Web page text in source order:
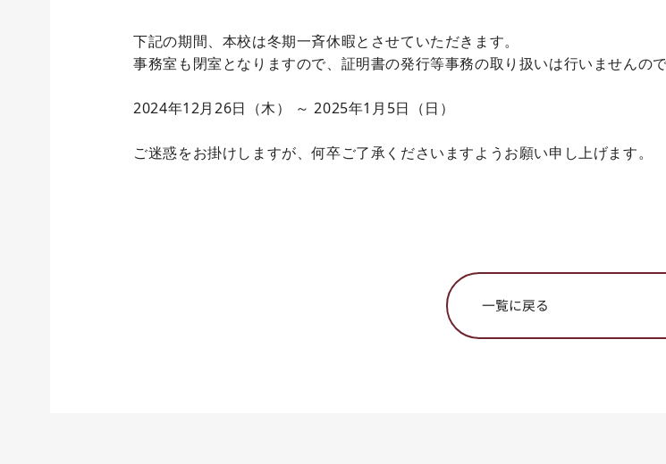
下記の期間、本校は冬期一斉休暇とさせていただきます。
事務室も閉室となりますので、証明書の発行等事務の取り扱いは行いませんので
2024年12月26日（木） ～ 2025年1月5日（日）
ご迷惑をお掛けしますが、何卒ご了承くださいますようお願い申し上げます。
一覧に戻る